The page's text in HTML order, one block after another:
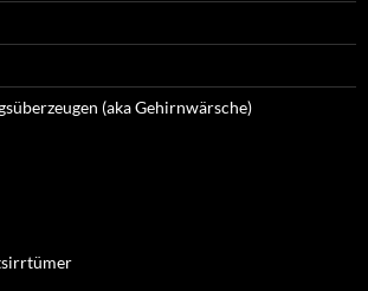
(aka Gehirnwärsche)